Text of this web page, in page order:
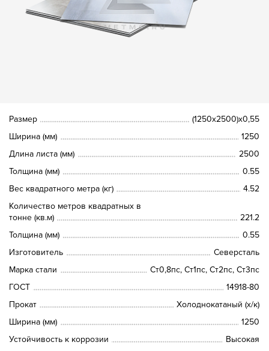
Размер
(1250х2500)х0,55
Ширина (мм)
1250
Длина листа (мм)
2500
Толщина (мм)
0.55
Вес квадратного метра (кг)
4.52
Количество метров квадратных в
тонне (кв.м)
221.2
Толщина (мм)
0.55
Изготовитель
Северсталь
Марка стали
Ст0,8пс, Ст1пс, Ст2пс, Ст3пс
ГОСТ
14918-80
Прокат
Холоднокатаный (х/к)
Ширина (мм)
1250
Устойчивость к коррозии
Высокая